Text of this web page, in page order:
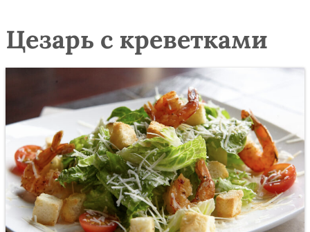
Цезарь с креветками